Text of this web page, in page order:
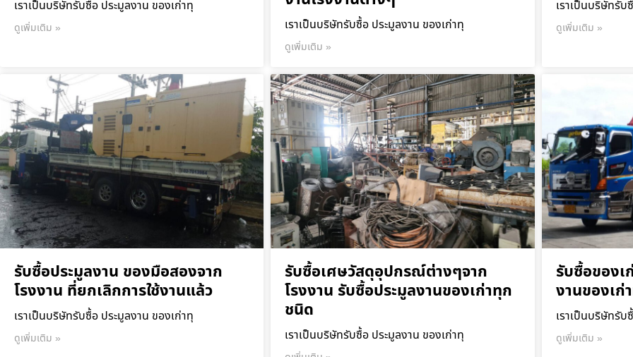
เราเป็นบริษัทรับซื้อ ประมูลงาน ของเก่าทุ
ดูเพิ่มเติม » เราเป็นบริษัทรับซื้อ ประมูลงาน ของเก่าทุ
ดูเพิ่มเติม »
เราเป็นบริษัทรับ
ดูเพิ่มเติม »
รับซื้อประมูลงาน ของมือสองจาก
โรงงาน ที่ยกเลิกการใช้งานแล้ว
เราเป็นบริษัทรับซื้อ ประมูลงาน ของเก่าทุ
ดูเพิ่มเติม »
รับซื้อเศษวัสดุอุปกรณ์ต่างๆจาก
โรงงาน รับซื้อประมูลงานของเก่าทุก
ชนิด
เราเป็นบริษัทรับซื้อ ประมูลงาน ของเก่าทุ
รับซื้อของเ
งานของเก่
เราเป็นบริษัทรับ
ดูเพิ่มเติม »